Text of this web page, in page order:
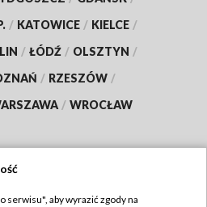
/ KATOWICE / KIELCE /
/ ŁÓDŹ / OLSZTYN /
/ RZESZÓW /
/ WROCŁAW
serwisu", aby wyrazić zgody na